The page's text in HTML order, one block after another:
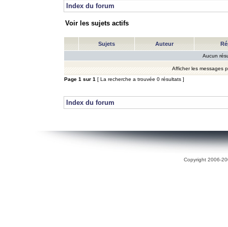
Index du forum
Voir les sujets actifs
Sujets Auteur
Aucun
Afficher les messages
Page 1 sur 1 [ La recherche a trouvée 0 résultats ]
Index du forum
Copyright 2006-